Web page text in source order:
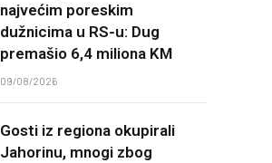
najvećim poreskim
dužnicima u RS-u: Dug
premašio 6,4 miliona KM
09/08/2026
Gosti iz regiona okupirali
Jahorinu, mnogi zbog